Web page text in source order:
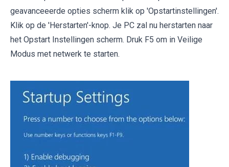
geavanceeerde opties scherm klik op 'Opstartinstellingen'.
Klik op de 'Herstarten'-knop. Je PC zal nu herstarten naar
het Opstart Instellingen scherm. Druk F5 om in Veilige
Modus met netwerk te starten.